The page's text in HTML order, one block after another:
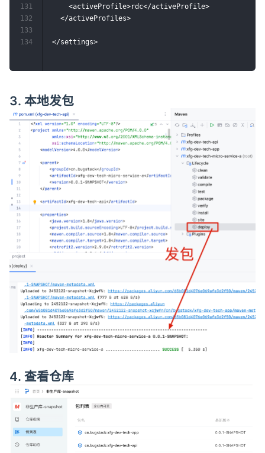
    <activeProfile>rdc</activeProfile>
  </activeProfiles>
131
132
133
134
3. 本地发包
4. 查看仓库